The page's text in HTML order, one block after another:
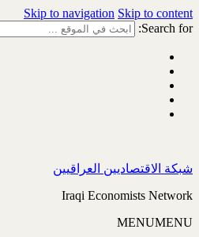
Skip to navigation Skip to content
Search for:
شبكة الاقتصاديين العراقيين
Iraqi Economists Network
MENUMENU